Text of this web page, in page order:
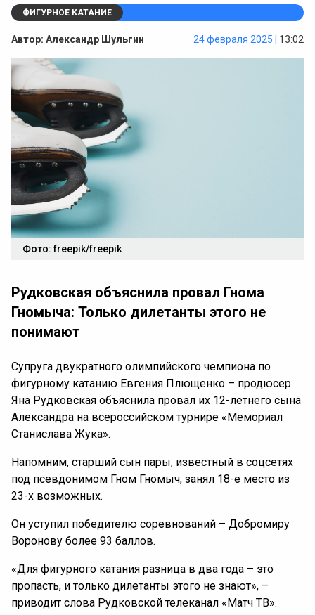
ФИГУРНОЕ КАТАНИЕ
Автор: Александр Шульгин 24 февраля 2025 | 13:02
Фото: freepik/freepik
Рудковская объяснила провал Гнома
Гномыча: Только дилетанты этого не
понимают
Супруга двукратного олимпийского чемпиона по
фигурному катанию Евгения Плющенко – продюсер
Яна Рудковская объяснила провал их 12-летнего сына
Александра на всероссийском турнире «Мемориал
Станислава Жука».
Напомним, старший сын пары, известный в соцсетях
под псевдонимом Гном Гномыч, занял 18-е место из
23-х возможных.
Он уступил победителю соревнований – Добромиру
Воронову более 93 баллов.
«Для фигурного катания разница в два года – это
пропасть, и только дилетанты этого не знают», –
приводит слова Рудковской телеканал «Матч ТВ».